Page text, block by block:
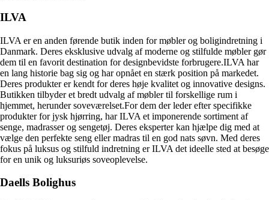
ILVA
ILVA er en anden førende butik inden for møbler og boligindretning i
Danmark. Deres eksklusive udvalg af moderne og stilfulde møbler gør
dem til en favorit destination for designbevidste forbrugere.ILVA har
en lang historie bag sig og har opnået en stærk position på markedet.
Deres produkter er kendt for deres høje kvalitet og innovative designs.
Butikken tilbyder et bredt udvalg af møbler til forskellige rum i
hjemmet, herunder soveværelset.For dem der leder efter specifikke
produkter for jysk hjørring, har ILVA et imponerende sortiment af
senge, madrasser og sengetøj. Deres eksperter kan hjælpe dig med at
vælge den perfekte seng eller madras til en god nats søvn. Med deres
fokus på luksus og stilfuld indretning er ILVA det ideelle sted at besøge
for en unik og luksuriøs soveoplevelse.
Daells Bolighus